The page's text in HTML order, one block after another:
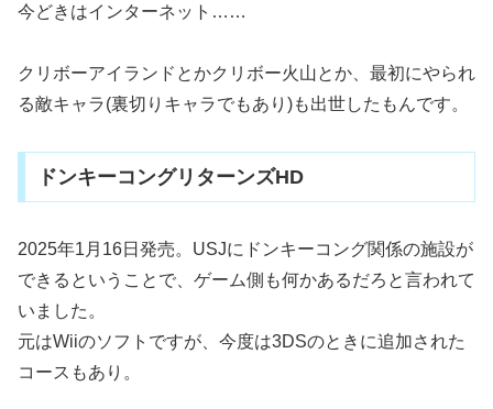
今どきはインターネット……
クリボーアイランドとかクリボー火山とか、最初にやられ
る敵キャラ(裏切りキャラでもあり)も出世したもんです。
ドンキーコングリターンズHD
2025年1月16日発売。USJにドンキーコング関係の施設が
できるということで、ゲーム側も何かあるだろと言われて
いました。
元はWiiのソフトですが、今度は3DSのときに追加された
コースもあり。